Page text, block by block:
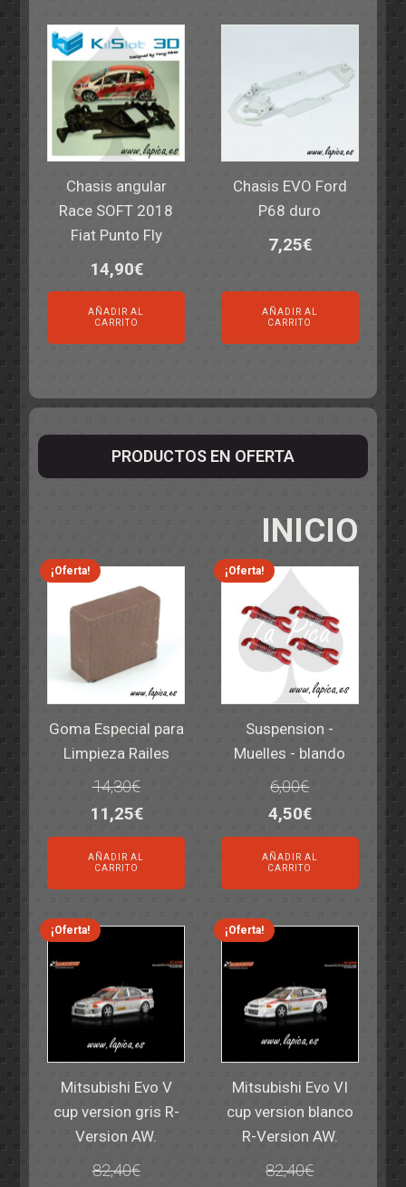
Chasis angular
Race SOFT 2018
Fiat Punto Fly
14,90€
AÑADIR AL
CARRITO
Chasis EVO Ford
P68 duro
7,25€
AÑADIR AL
CARRITO
PRODUCTOS EN OFERTA
INICIO
¡Oferta!
Goma Especial para
Limpieza Railes
14,30€
El
precio
original
era:
14,30€.
11,25€El
precio
actual
es:
11,25€.
AÑADIR AL
CARRITO
¡Oferta!
Suspension -
Muelles - blando
6,00€
El
precio
original
era:
6,00€.
4,50€El
precio
actual
es:
4,50€.
AÑADIR AL
CARRITO
¡Oferta!
Mitsubishi Evo V
cup version gris R-
Version AW.
82,40€
¡Oferta!
Mitsubishi Evo VI
cup version blanco
R-Version AW.
82,40€